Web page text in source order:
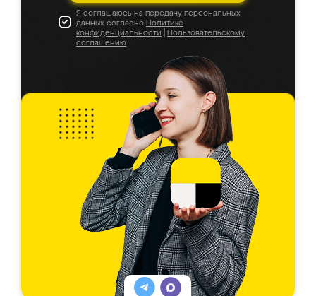
Я соглашаюсь на передачу персональных
данных согласно Политике
конфиденциальности
Пользовательскому
соглашению